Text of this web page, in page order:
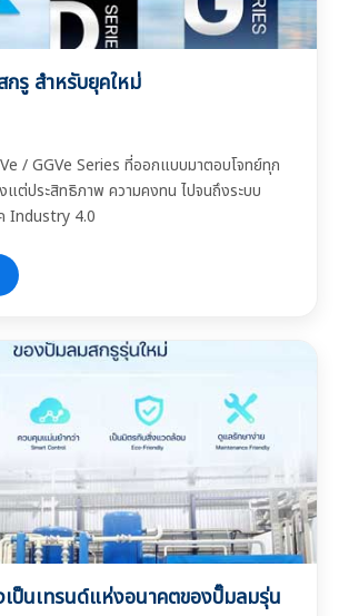
รู สำหรับยุคใหม่
/ GGVe Series ที่ออกแบบมาตอบโจทย์ทุก
ต่ประสิทธิภาพ ความคงทน ไปจนถึงระบบ
Industry 4.0
เป็นเทรนด์แห่งอนาคตของปั๊มลมรุ่น